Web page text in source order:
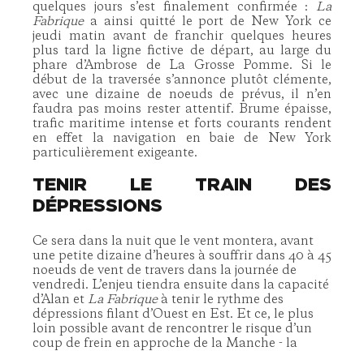
quelques jours s’est finalement confirmée : La
Fabriquea ainsi quitté le port de New York ce
jeudi matin avant de franchir quelques heures
plus tard la ligne fictive de départ, au large du
phare d’Ambrose de La Grosse Pomme. Si le
début de la traversée s’annonce plutôt clémente,
avec une dizaine de noeuds de prévus, il n’en
faudra pas moins rester attentif. Brume épaisse,
trafic maritime intense et forts courants rendent
en effet la navigation en baie de New York
particulièrement exigeante.
TENIR LE TRAIN DES
DÉPRESSIONS
Ce sera dans la nuit que le vent montera, avant
une petite dizaine d’heures à souffrir dans 40 à 45
noeuds de vent de travers dans la journée de
vendredi. L’enjeu tiendra ensuite dans la capacité
d’Alan et La Fabrique à tenir le rythme des
dépressions filant d’Ouest en Est. Et ce, le plus
loin possible avant de rencontrer le risque d’un
coup de frein en approche de la Manche - la